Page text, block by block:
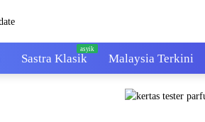
Sastra Klasik Malaysia Terkini